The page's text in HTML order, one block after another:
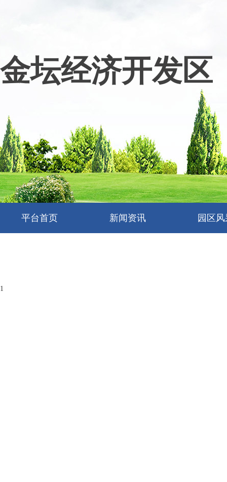
金坛经济开发区
平台首页 新闻资讯 园区
1